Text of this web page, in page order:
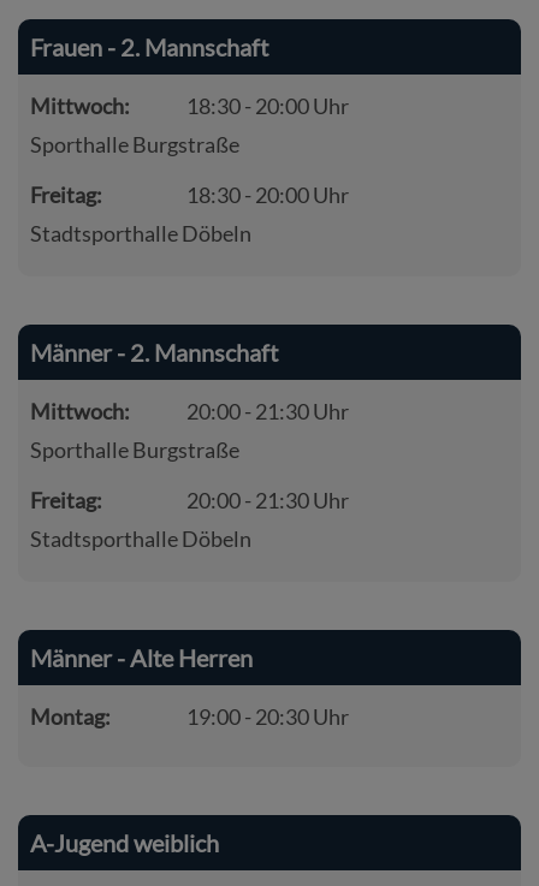
Frauen - 2. Mannschaft
Mittwoch:
18:30 - 20:00 Uhr
Sporthalle Burgstraße
Freitag:
18:30 - 20:00 Uhr
Stadtsporthalle Döbeln
Männer - 2. Mannschaft
Mittwoch:
20:00 - 21:30 Uhr
Sporthalle Burgstraße
Freitag:
20:00 - 21:30 Uhr
Stadtsporthalle Döbeln
Männer - Alte Herren
Montag: 19:00 - 20:30 Uhr
A-Jugend weiblich